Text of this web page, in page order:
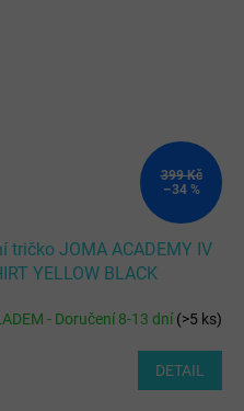
399 Kč
–34 %
tričko JOMA ACADEMY IV
YELLOW BLACK
- Doručení 8-13 dní(>5 ks)
DETAIL